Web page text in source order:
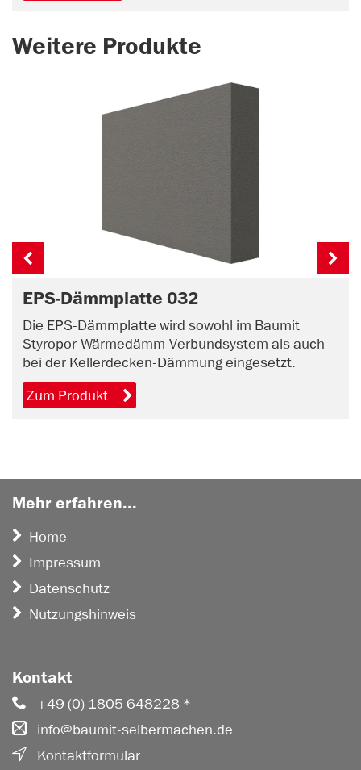
Weitere Produkte
EPS-Dämmplatte 032
Die EPS-Dämmplatte wird sowohl im Baumit
Styropor-Wärmedämm-Verbundsystem als auch
bei der Kellerdecken-Dämmung eingesetzt.
Zum Produkt
Mehr erfahren...
Home
Impressum
Datenschutz
Nutzungshinweis
Kontakt
+49 (0) 1805 648228 *
info@baumit-selbermachen.de
Kontaktformular